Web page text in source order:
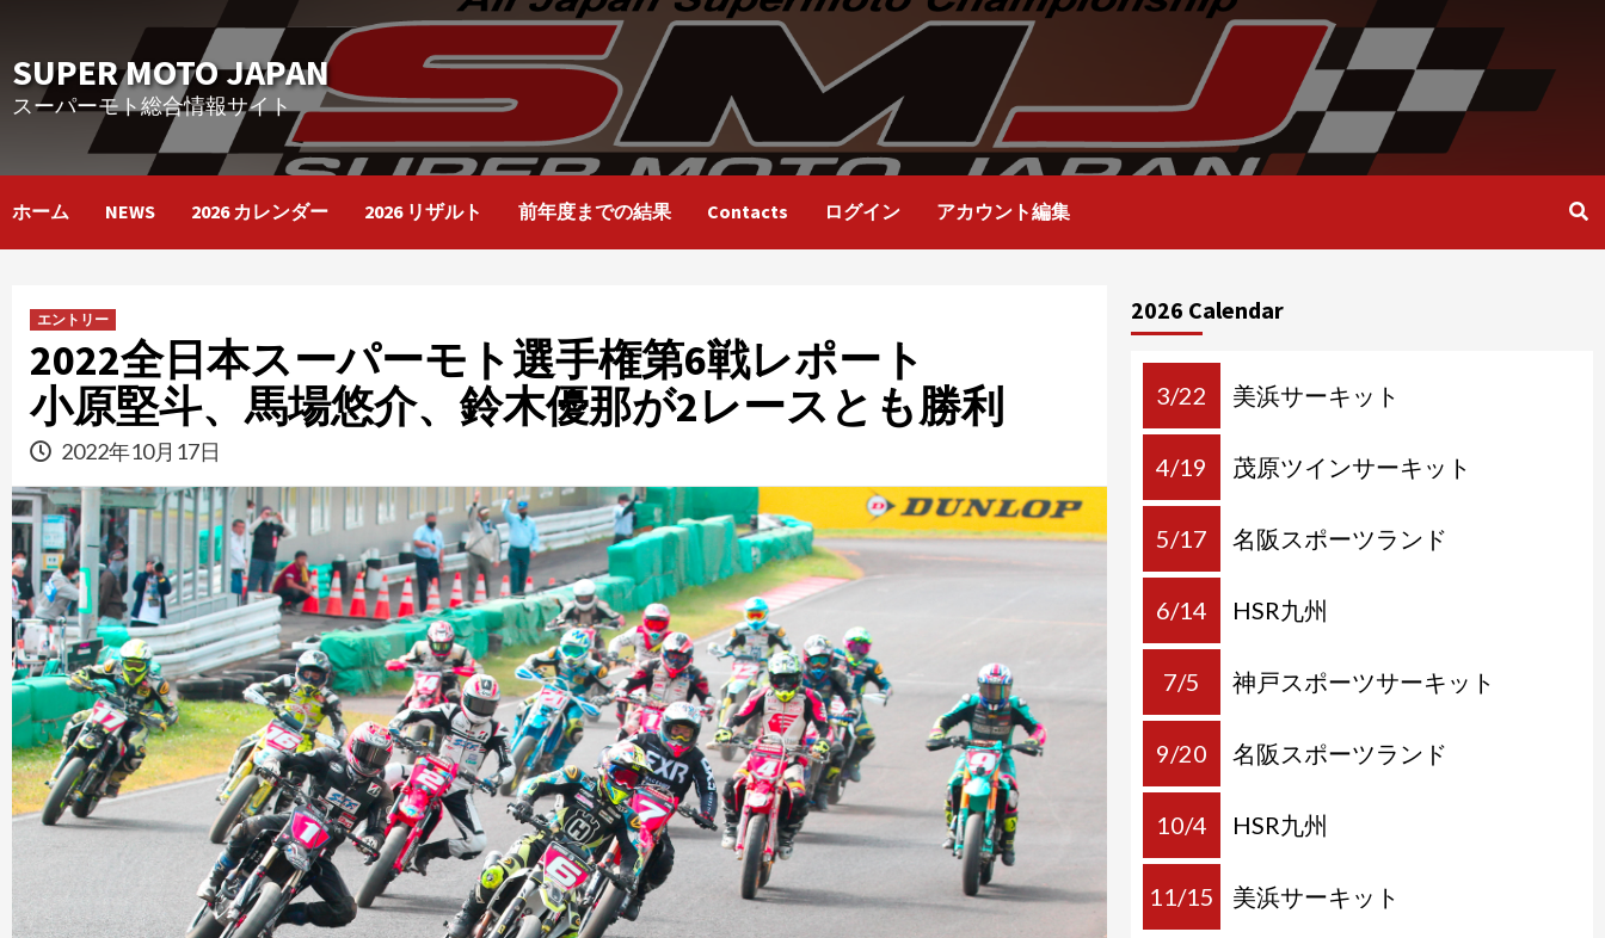
content
SUPER MOTO JAPAN
スーパーモト総合情報サイト
ホーム NEWS 2026 カレンダー 2026 リザルト 前年度までの結果 Contacts ログイン アカウント編集
エントリー
2022全日本スーパーモト選手権第6戦レポート
小原堅斗、馬場悠介、鈴木優那が2レースとも勝利
2022年10月17日
2026 Calendar
3/22 美浜サーキット
4/19 茂原ツインサーキット
5/17 名阪スポーツランド
6/14 HSR九州
7/5 神戸スポーツサーキット
9/20 名阪スポーツランド
10/4 HSR九州
11/15 美浜サーキット